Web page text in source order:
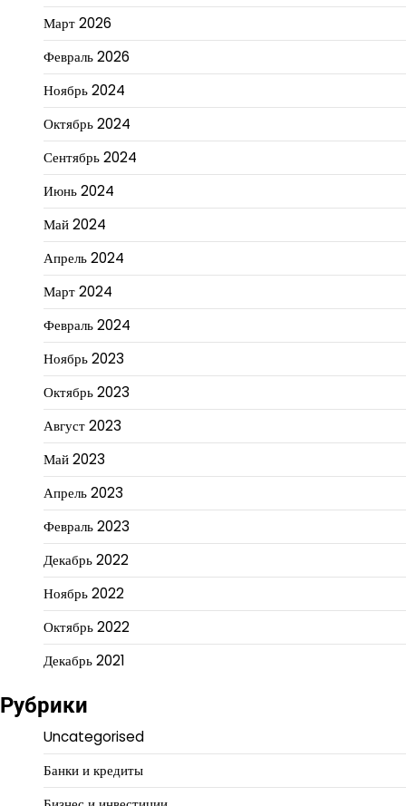
Март 2026
Февраль 2026
Ноябрь 2024
Октябрь 2024
Сентябрь 2024
Июнь 2024
Май 2024
Апрель 2024
Март 2024
Февраль 2024
Ноябрь 2023
Октябрь 2023
Август 2023
Май 2023
Апрель 2023
Февраль 2023
Декабрь 2022
Ноябрь 2022
Октябрь 2022
Декабрь 2021
Рубрики
Uncategorised
Банки и кредиты